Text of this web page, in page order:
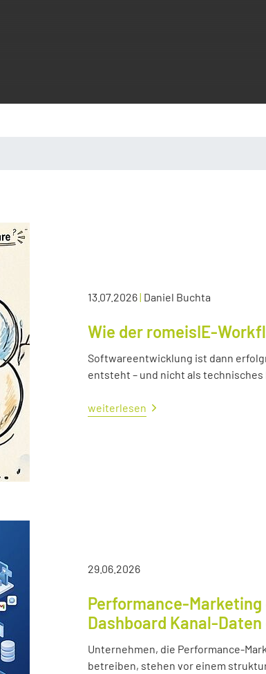
13.07.2026| Daniel Buchta
Wie der romeisIE-
Softwareentwicklung ist dann
entsteht – und nicht als
weiterlesen
29.06.2026
Performance-
Dashboard Kanal-
Unternehmen, die Performance-
betreiben, stehen vor einem